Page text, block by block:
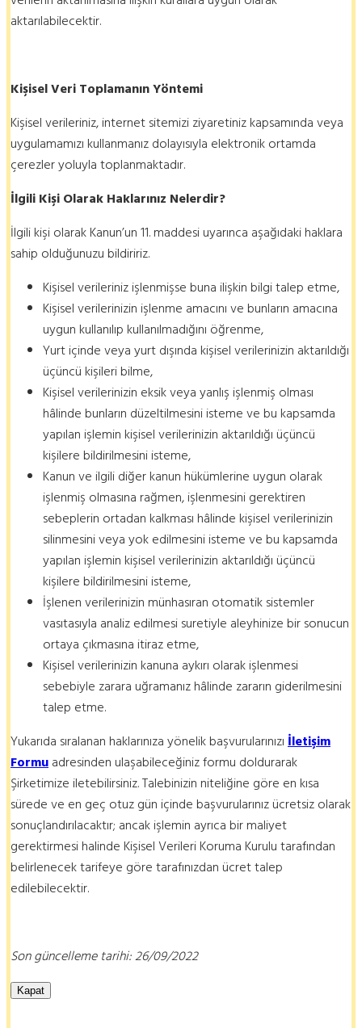
aktarılabilecektir.
Kişisel Veri Toplamanın Yöntemi
Kişisel verileriniz, internet sitemizi ziyaretiniz kapsamında veya
uygulamamızı kullanmanız dolayısıyla elektronik ortamda
çerezler yoluyla toplanmaktadır.
İlgili Kişi Olarak Haklarınız Nelerdir?
İlgili kişi olarak Kanun’un 11. maddesi uyarınca aşağıdaki haklara
sahip olduğunuzu bildiririz.
Kişisel verileriniz işlenmişse buna ilişkin bilgi talep etme,
Kişisel verilerinizin işlenme amacını ve bunların amacına
uygun kullanılıp kullanılmadığını öğrenme,
Yurt içinde veya yurt dışında kişisel verilerinizin aktarıldığı
üçüncü kişileri bilme,
Kişisel verilerinizin eksik veya yanlış işlenmiş olması
hâlinde bunların düzeltilmesini isteme ve bu kapsamda
yapılan işlemin kişisel verilerinizin aktarıldığı üçüncü
kişilere bildirilmesini isteme,
Kanun ve ilgili diğer kanun hükümlerine uygun olarak
işlenmiş olmasına rağmen, işlenmesini gerektiren
sebeplerin ortadan kalkması hâlinde kişisel verilerinizin
silinmesini veya yok edilmesini isteme ve bu kapsamda
yapılan işlemin kişisel verilerinizin aktarıldığı üçüncü
kişilere bildirilmesini isteme,
İşlenen verilerinizin münhasıran otomatik sistemler
vasıtasıyla analiz edilmesi suretiyle aleyhinize bir sonucun
ortaya çıkmasına itiraz etme,
Kişisel verilerinizin kanuna aykırı olarak işlenmesi
sebebiyle zarara uğramanız hâlinde zararın giderilmesini
talep etme.
Yukarıda sıralanan haklarınıza yönelik başvurularınızıİletişim
Formuadresinden ulaşabileceğiniz formu doldurarak
Şirketimize iletebilirsiniz. Talebinizin niteliğine göre en kısa
sürede ve en geç otuz gün içinde başvurularınız ücretsiz olarak
sonuçlandırılacaktır; ancak işlemin ayrıca bir maliyet
gerektirmesi halinde Kişisel Verileri Koruma Kurulu tarafından
belirlenecek tarifeye göre tarafınızdan ücret talep
edilebilecektir.
Son güncelleme tarihi: 26/09/2022
Kapat